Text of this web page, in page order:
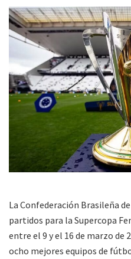
La Confederación Brasileña
partidos para la Supercopa
entre el 9 y el 16 de marzo de
ocho mejores equipos de